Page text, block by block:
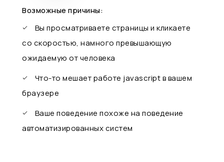
Возможные причины:
Вы просматриваете страницы и кликаете
со скоростью, намного превышающую
ожидаемую от человека
Что-то мешает работе javascript в вашем
браузере
Ваше поведение похоже на поведение
автоматизированных систем